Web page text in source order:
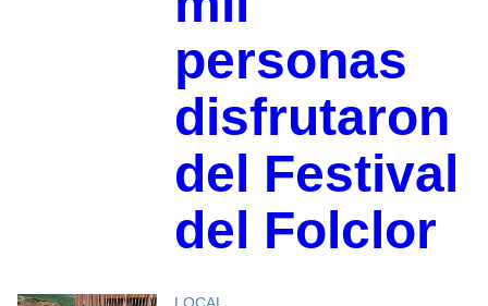
personas
disfrutaron
del Festival
del Folclor